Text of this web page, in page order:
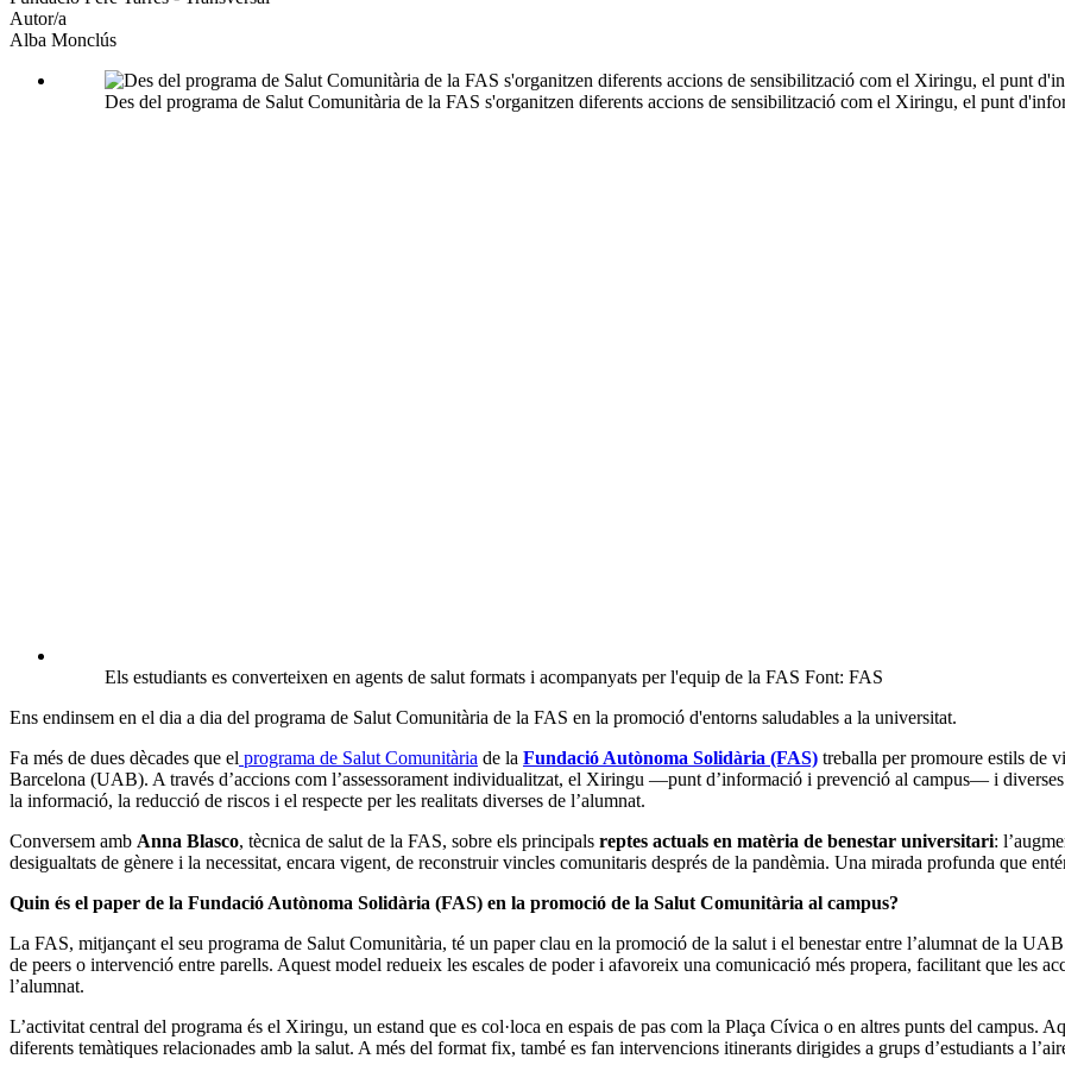
Autor/a
Alba Monclús
Des del programa de Salut Comunitària de la FAS s'organitzen diferents accions de sensibilització com el Xiringu, el punt
Ver esta publicación en Instagram
Una publicación compartida de Fundació Autònoma Solidària - UAB